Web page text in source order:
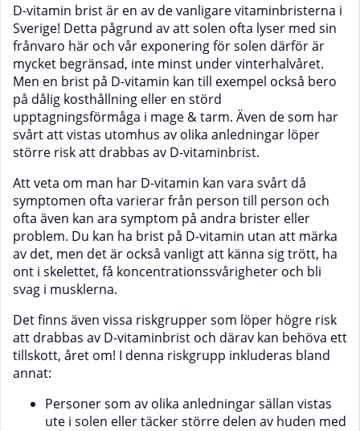
D-vitamin brist är en av de vanligare vitaminbristerna i
Sverige! Detta pågrund av att solen ofta lyser med sin
frånvaro här och vår exponering för solen därför är
mycket begränsad, inte minst under vinterhalvåret.
Men en brist på D-vitamin kan till exempel också bero
på dålig kosthållning eller en störd
upptagningsförmåga i mage & tarm. Även de som har
svårt att vistas utomhus av olika anledningar löper
större risk att drabbas av D-vitaminbrist.
Att veta om man har D-vitamin kan vara svårt då
symptomen ofta varierar från person till person och
ofta även kan ara symptom på andra brister eller
problem. Du kan ha brist på D-vitamin utan att märka
av det, men det är också vanligt att känna sig trött, ha
ont i skelettet, få koncentrationssvårigheter och bli
svag i musklerna.
Det finns även vissa riskgrupper som löper högre risk
att drabbas av D-vitaminbrist och därav kan behöva ett
tillskott, året om! I denna riskgrupp inkluderas bland
annat:
Personer som av olika anledningar sällan vistas
ute i solen eller täcker större delen av huden med